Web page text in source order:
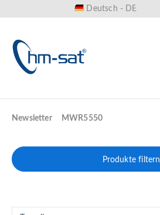
Deutsch - DE
Newsletter MWR5550
Produkte filtern